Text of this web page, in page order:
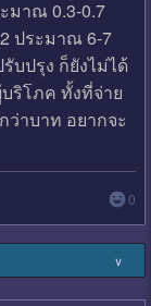
มาณ 0.3-0.7
ประมาณ 6-7
บปรุง ก็ยังไม่ได้
ริโภค ทั้งที่จ่าย
ว่าบาท อยากจะ
0
∨